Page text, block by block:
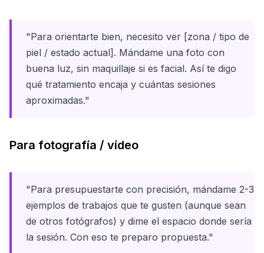
"Para orientarte bien, necesito ver [zona / tipo de
piel / estado actual]. Mándame una foto con
buena luz, sin maquillaje si es facial. Así te digo
qué tratamiento encaja y cuántas sesiones
aproximadas."
Para fotografía / vídeo
"Para presupuestarte con precisión, mándame 2-3
ejemplos de trabajos que te gusten (aunque sean
de otros fotógrafos) y dime el espacio donde sería
la sesión. Con eso te preparo propuesta."